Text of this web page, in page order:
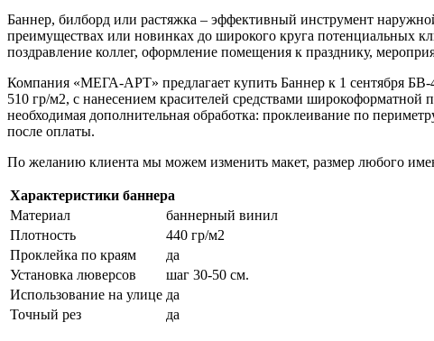
Апрель, Месячник по благоустройству
День геолога (первое воскресенье
апреля)
Светлая Пасха
12 апреля, День космонавтики
культурного наследия
6 мая, День герба и флага города
Москвы
9 мая, День Победы
24 мая, День славянской
письменности и культуры
28 мая, День пограничника
Баннер, билборд или растяжка – эффективный инструмент
преимуществах или новинках до широкого круга потенциальных
поздравление коллег, оформление помещения к празднику,
Компания «МЕГА-АРТ» предлагает купить Баннер к 1 сентября БВ-
510 гр/м2, с нанесением красителей средствами
необходимая дополнительная обработка: проклеивание по
после оплаты.
По желанию клиента мы можем изменить макет, размер любого
Характеристики баннера
Материал
баннерный винил
Плотность
440 гр/м2
Проклейка по краям
да
Установка люверсов
шаг 30-50 см.
Использование на улице да
Точный рез
да